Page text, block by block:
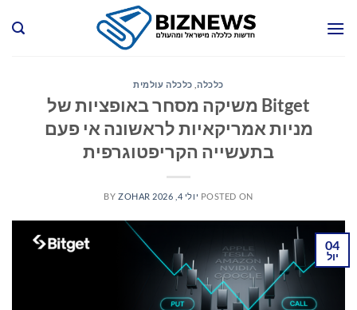
כלכלה, כלכלה עולמית
Bitget משיקה מסחר באופציות של
מניות אמריקאיות לראשונה אי פעם
בתעשייה הקריפטוגרפית
POSTED ON יולי 4, 2026 BY ZOHAR
04
יול